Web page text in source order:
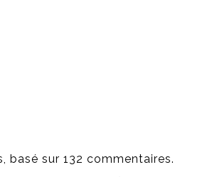
basé sur 132 commentaires.